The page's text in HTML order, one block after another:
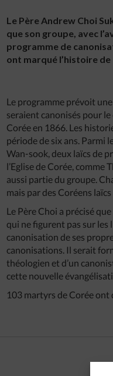
Le Père Andrew Choi
que son groupe, avec
programme de
ont marqué l’histoire de
Le programme prévoit
seraient canonisés pour
Corée en 1866. Les
période de six ans. Parmi
Wan-sook, deux laïcs de
l’Eglise de Corée,
aussi partie du groupe.
mais par des Coréens
Le Père Choi a précisé
qui ne figurent pas sur les
canonisation de ses
canonisations. Il serait
théologien et d’un
cette nouvelle
103 martyrs de Corée ont